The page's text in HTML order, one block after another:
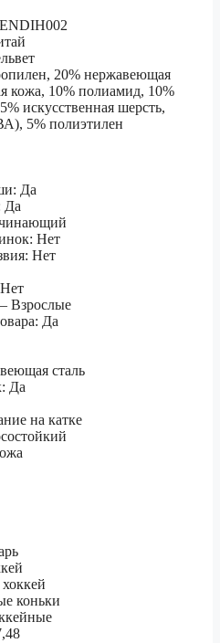
20% нержавеющая
кожа, 10% полиамид, 10%
искусственная шерсть,
5% полиэтилен
Да
Да
Нет
Нет
Взрослые
Да
сталь
Да
на катке
коньки